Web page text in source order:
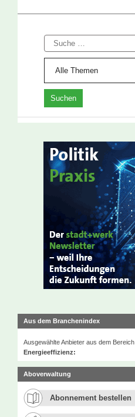
Suche
Aus dem Branchenindex
Ausgewählte Anbieter aus dem Bereich
Energieeffizienz:
Aboverwaltung
Abonnement bestellen